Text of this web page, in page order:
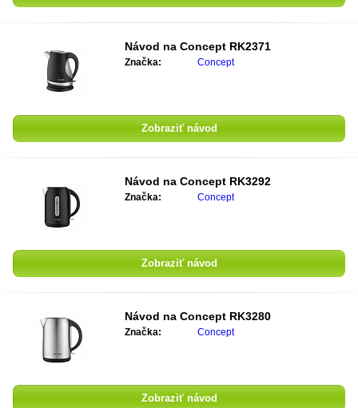
Návod na Concept RK2371
Značka: Concept
Zobraziť návod
Návod na Concept RK3292
Značka: Concept
Zobraziť návod
Návod na Concept RK3280
Značka: Concept
Zobraziť návod